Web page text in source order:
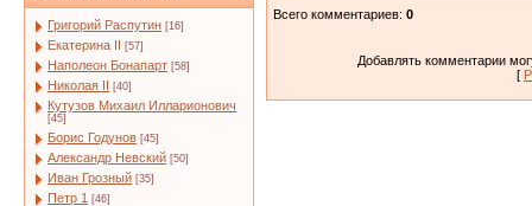
Григорий Распутин [16]
Екатерина II [57]
Наполеон Бонапарт [58]
Николая II [40]
Кутузов Михаил Илларионович
[45]
Борис Годунов [45]
Александр Невский [50]
Иван Грозный [35]
Петр 1 [46]
Всего комментариев: 0
Добавлять комментарии
[